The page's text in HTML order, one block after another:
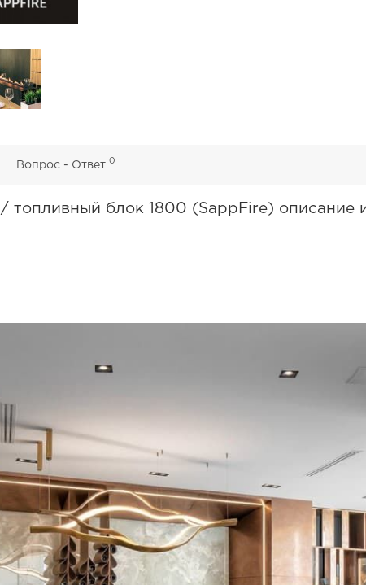
Вопрос - Ответ 0
топливный блок 1800 (SappFire) описание